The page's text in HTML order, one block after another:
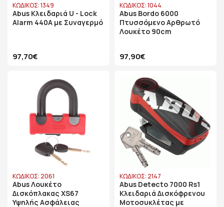
ΚΩΔΙΚΟΣ: 1349
Abus Κλειδαριά U - Lock
Alarm 440Α με Συναγερμό
97,70€
ΚΩΔΙΚΟΣ: 1044
Abus Bordo 6000
Πτυσσόμενο Αρθρωτό
Λουκέτο 90cm
97,90€
ΚΩΔΙΚΟΣ: 2061
Abus Λουκέτο
Δισκόπλακας XS67
Υψηλής Aσφάλειας
ΚΩΔΙΚΟΣ: 2147
Abus Detecto 7000 Rs1
Κλειδαριά Δισκόφρενου
Μοτοσυκλέτας με